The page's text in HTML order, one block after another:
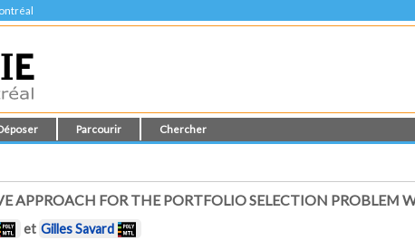
Parcourir Chercher
APPROACH FOR THE PORTFOLIO SELECTION PROBLEM
et Gilles Savard